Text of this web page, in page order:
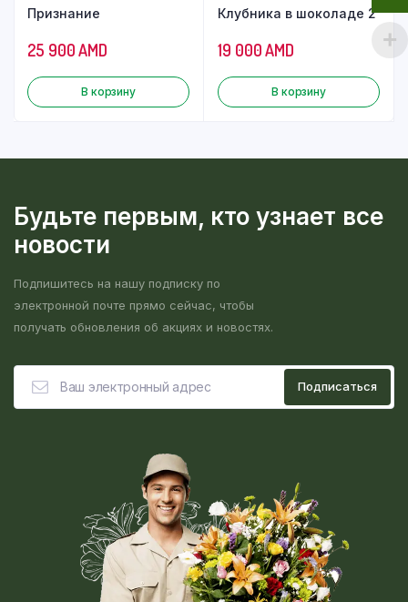
Признание
25 900AMD
В корзину
Клубника в шоколаде 2
19 000AMD
В корзину
Будьте первым, кто узнает все
новости
Подпишитесь на нашу подписку по
электронной почте прямо сейчас, чтобы
получать обновления об акциях и новостях.